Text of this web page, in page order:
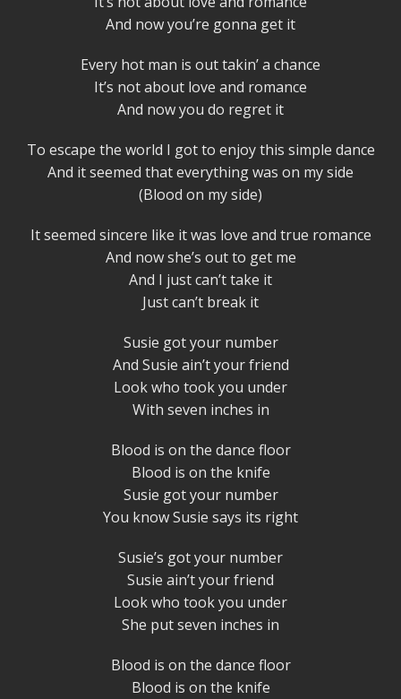
And now you’re gonna get it
Every hot man is out takin’ a chance
It’s not about love and romance
And now you do regret it
To escape the world I got to enjoy this simple dance
And it seemed that everything was on my side
(Blood on my side)
It seemed sincere like it was love and true romance
And now she’s out to get me
And I just can’t take it
Just can’t break it
Susie got your number
And Susie ain’t your friend
Look who took you under
With seven inches in
Blood is on the dance floor
Blood is on the knife
Susie got your number
You know Susie says its right
Susie’s got your number
Susie ain’t your friend
Look who took you under
She put seven inches in
Blood is on the dance floor
Blood is on the knife